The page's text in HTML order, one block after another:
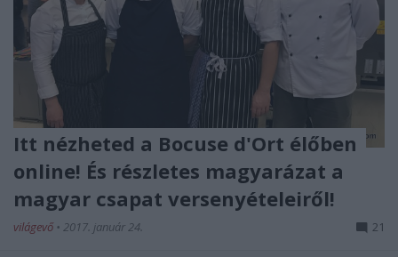
Itt nézheted a Bocuse d'Ort élőben
online! És részletes magyarázat a
magyar csapat versenyételeiről!
világevő • 2017. január 24. 21